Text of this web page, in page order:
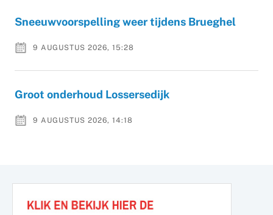
Sneeuwvoorspelling weer tijdens Brueghel
9 AUGUSTUS 2026, 15:28
Groot onderhoud Lossersedijk
9 AUGUSTUS 2026, 14:18